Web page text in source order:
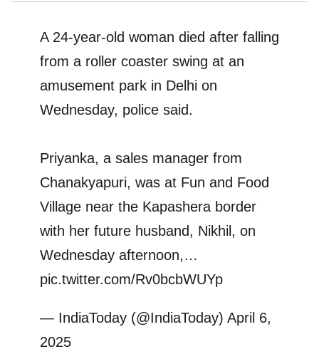
A 24-year-old woman died after falling
from a roller coaster swing at an
amusement park in Delhi on
Wednesday, police said.
Priyanka, a sales manager from
Chanakyapuri, was at Fun and Food
Village near the Kapashera border
with her future husband, Nikhil, on
Wednesday afternoon,…
pic.twitter.com/Rv0bcbWUYp
— IndiaToday (@IndiaToday) April 6,
2025